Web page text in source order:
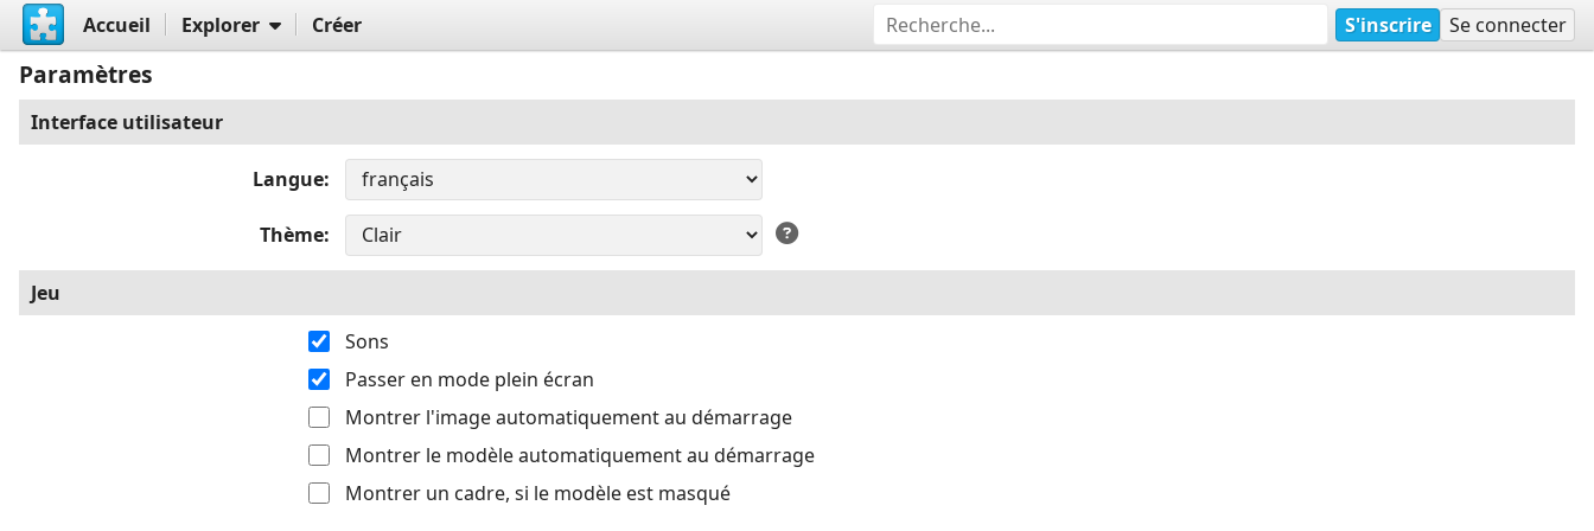
Accueil Explorer Créer S'inscrire Se connecter
Paramètres
Interface utilisateur
Langue
Thème
Jeu
Sons
Passer en mode plein écran
Montrer l'image automatiquement au démarrage
Montrer le modèle automatiquement au démarrage
Montrer un cadre, si le modèle est masqué